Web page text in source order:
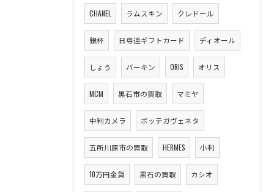
CHANEL ラムスキン クレドール
銀杯 日専連ギフトカード ディオール
しょう バーキン ORIS オリス
MCM 黒石市の買取 マミヤ
中判カメラ ボッテガヴェネタ
五所川原市の買取 HERMES 小判
10万円金貨 黒石の買取 カシオ